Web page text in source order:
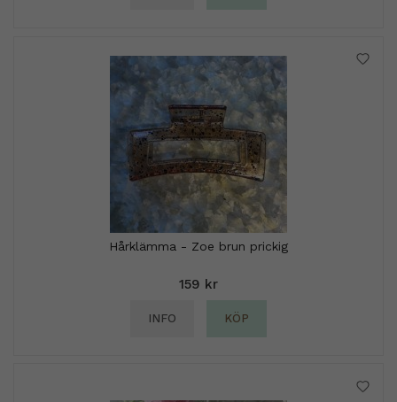
Hårklämma - Zoe brun prickig
159 kr
INFO KÖP